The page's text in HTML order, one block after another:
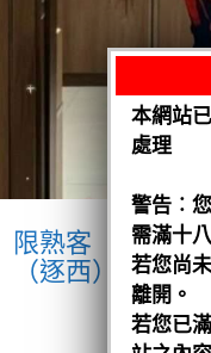
限熟客【北區】
（逐西）
本網站
處理
警告︰
需滿十
若您尚
離開。
若您已